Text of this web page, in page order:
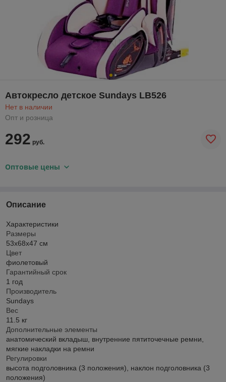
Автокресло детское Sundays LB526
Нет в наличии
Опт и розница
292 руб.
Оптовые цены
Описание
Характеристики
Размеры
53х68х47 см
Цвет
фиолетовый
Гарантийный срок
1 год
Производитель
Sundays
Вес
11.5 кг
Дополнительные элементы
анатомический вкладыш, внутренние пятиточечные ремни,
мягкие накладки на ремни
Регулировки
высота подголовника (3 положения), наклон подголовника (3
положения)